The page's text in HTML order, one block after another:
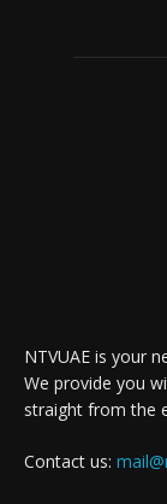
NTVUAE is your
We provide you
straight from the
Contact us: